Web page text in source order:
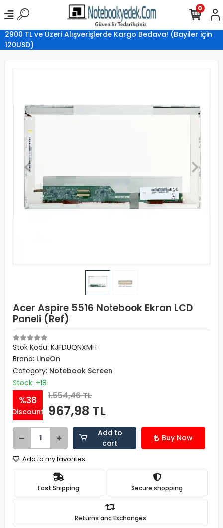
2900 TL ve Üzeri Alışverişlerde Kargo Bedava! (Bayiler için
120USD)
0
Acer Aspire 5516 Notebook Ekran LCD
Paneli (Ref)
Stok Kodu: KJFDUQNXMH
Brand: LineOn
Category: Notebook Screen
Stock: +18
%38
Discount
1.554,46 TL
967,98 TL
Add to
cart
Buy Now
Add to my favorites
Fast Shipping Secure shopping
Returns and Exchanges